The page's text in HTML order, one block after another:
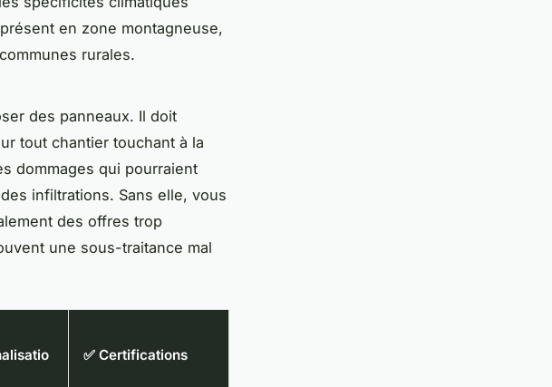
en zone montagneuse,
rurales.
des panneaux. Il doit
tout chantier touchant à la
dommages qui pourraient
infiltrations. Sans elle, vous
des offres trop
une sous-traitance mal
✅ Certifications